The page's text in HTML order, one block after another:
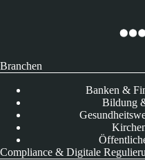
Branchen
Banken &
Bildung
Compliance & Digitale